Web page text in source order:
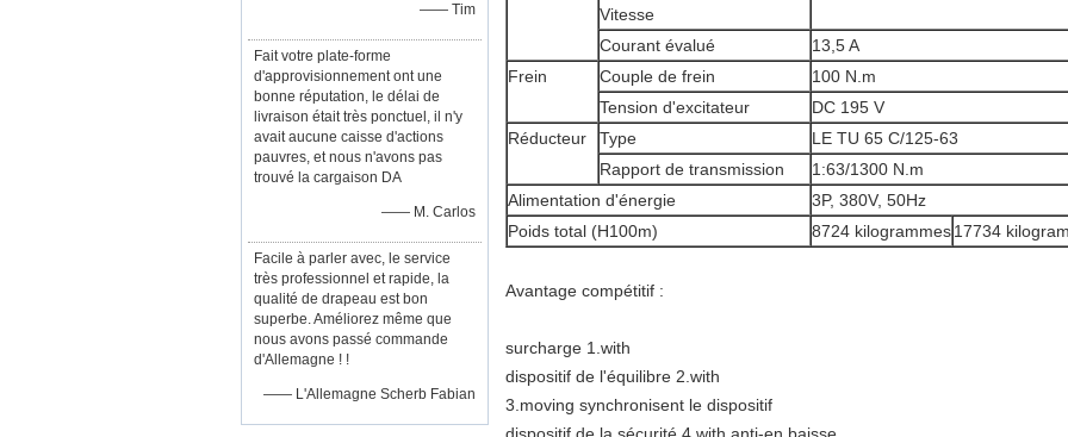
—— Tim
Fait votre plate-forme
d'approvisionnement ont une
bonne réputation, le délai de
livraison était très ponctuel, il n'y
avait aucune caisse d'actions
pauvres, et nous n'avons pas
trouvé la cargaison DA
—— M. Carlos
Facile à parler avec, le service
très professionnel et rapide, la
qualité de drapeau est bon
superbe. Améliorez même que
nous avons passé commande
d'Allemagne ! !
—— L'Allemagne Scherb Fabian
Vitesse
Courant évalué
13,5 A
Frein
Couple de frein
100 N.m
Tension d'excitateur
DC 195 V
Réducteur
Type
LE TU 65 C/125-63
Rapport de transmission
1:63/1300 N.m
Alimentation d'énergie
3P, 380V, 50Hz
Poids total (H100m)
8724 kilogrammes17734
Avantage compétitif :
surcharge 1.with
dispositif de l'équilibre 2.with
3.moving synchronisent le dispositif